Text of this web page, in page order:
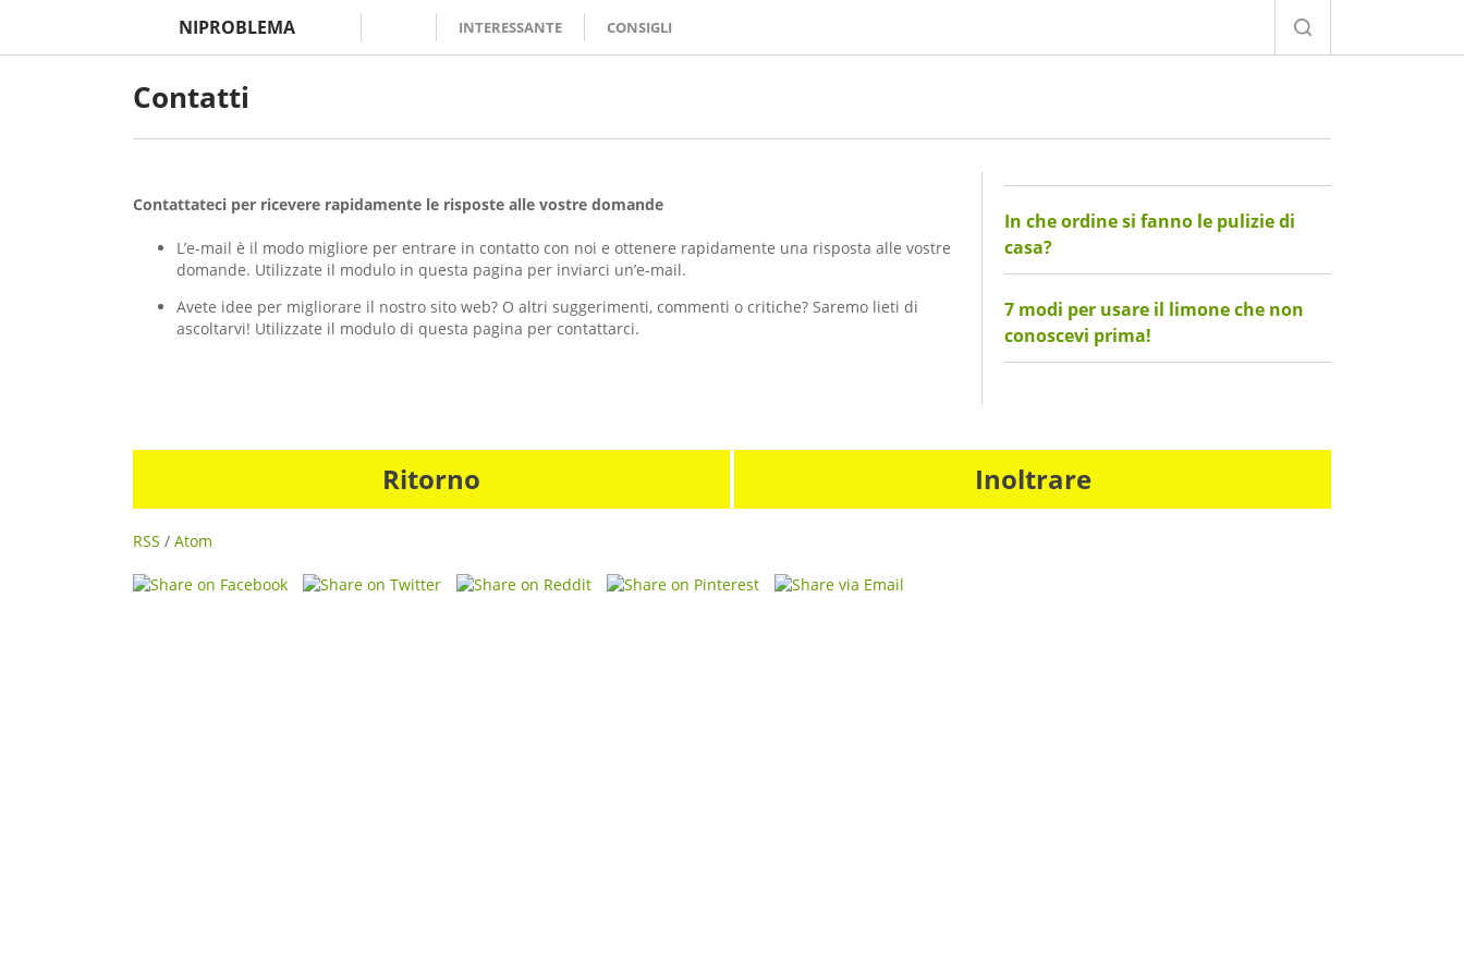
NIPROBLEMA INTERESSANTE CONSIGLI
Contatti
Contattateci per ricevere rapidamente le risposte alle vostre domande
L’e-mail è il modo migliore per entrare in contatto con noi e ottenere rapidamente una risposta alle vostre
domande. Utilizzate il modulo in questa pagina per inviarci un’e-mail.
Avete idee per migliorare il nostro sito web? O altri suggerimenti, commenti o critiche? Saremo lieti di
ascoltarvi! Utilizzate il modulo di questa pagina per contattarci.
In che ordine si fanno le pulizie di
casa?
7 modi per usare il limone che non
conoscevi prima!
Ritorno Inoltrare
RSS / Atom